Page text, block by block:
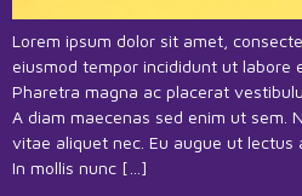
Lorem ipsum dolor sit amet,
eiusmod tempor incididunt ut labore
Pharetra magna ac placerat
A diam maecenas sed enim ut sem.
vitae aliquet nec. Eu augue ut lectus
In mollis nunc […]